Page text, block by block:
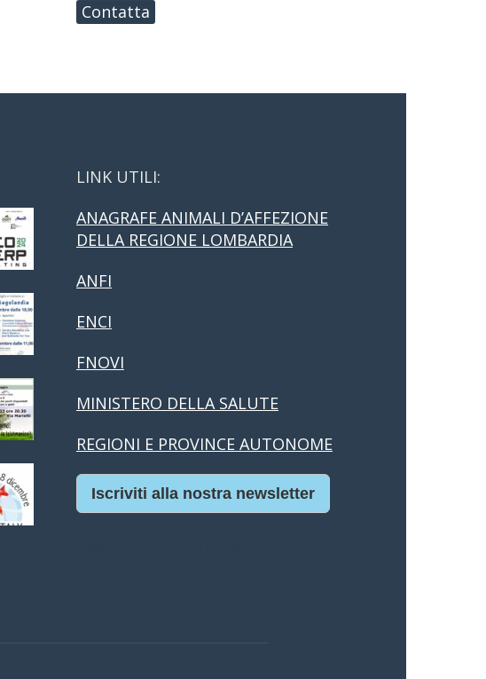
Contatta
LINK UTILI:
ANAGRAFE ANIMALI D’AFFEZIONE
DELLA REGIONE LOMBARDIA
ANFI
ENCI
FNOVI
MINISTERO DELLA SALUTE
REGIONI E PROVINCE AUTONOME
Iscriviti alla nostra newsletter